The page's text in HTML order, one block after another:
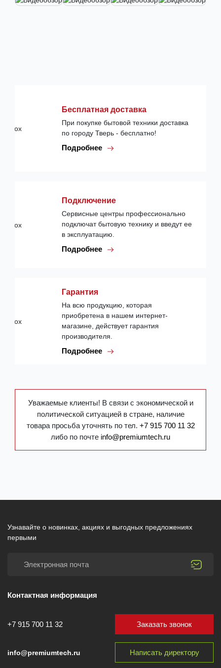
Бесплатная доставка
При покупке бытовой техники доставка
по городу Тверь - бесплатно!
Подробнее
Подключение
Сервисные центры профессионально
подключат бытовую технику и введут ее
в эксплуатацию.
Подробнее
Гарантия
На всю продукцию, которая
приобретена в нашем интернет-
магазине, действует гарантия
производителя.
Подробнее
Уважаемые клиенты! В связи с экономической и
политической ситуацией в стране, наличие
товара просьба уточнять по тел. +7 915 700 11 32
либо по почте info@premiumtech.ru
Узнавайте о новинках, акциях и выгодных предложениях
первыми
Контактная информация
+7 915 700 11 32
info@premiumtech.ru
Заказать звонок
Написать директору